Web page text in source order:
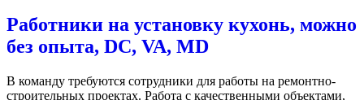
Работники на установку кухонь, можно
без опыта, DC, VA, MD
В команду требуются сотрудники для работы на ремонтно-
строительных проектах. Работа с качественными объектами,